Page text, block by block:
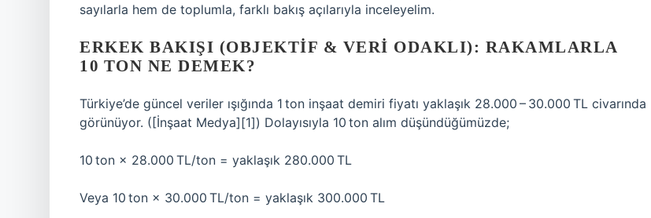
sayılarla hem de toplumla, farklı bakış açılarıyla inceleyelim.
ERKEK BAKIŞI (OBJEKTIF & VERI ODAKLI): RAKAMLARLA
10 TON NE DEMEK?
Türkiye’de güncel veriler ışığında 1 ton inşaat demiri fiyatı yaklaşık 28.000 – 30.000 TL civarında
görünüyor. ([İnşaat Medya][1]) Dolayısıyla 10 ton alım düşündüğümüzde;
10 ton × 28.000 TL/ton = yaklaşık 280.000 TL
Veya 10 ton × 30.000 TL/ton = yaklaşık 300.000 TL